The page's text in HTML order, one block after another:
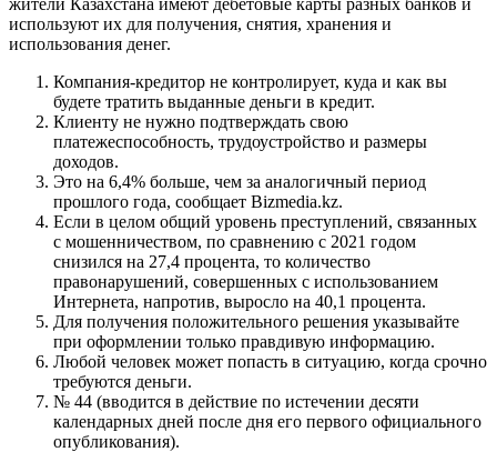
используют их для получения, снятия, хранения и
использования денег.
Компания-кредитор не контролирует, куда и как вы
будете тратить выданные деньги в кредит.
Клиенту не нужно подтверждать свою
платежеспособность, трудоустройство и размеры
доходов.
Это на 6,4% больше, чем за аналогичный период
прошлого года, сообщает Bizmedia.kz.
Если в целом общий уровень преступлений, связанных
с мошенничеством, по сравнению с 2021 годом
снизился на 27,4 процента, то количество
правонарушений, совершенных с использованием
Интернета, напротив, выросло на 40,1 процента.
Для получения положительного решения указывайте
при оформлении только правдивую информацию.
Любой человек может попасть в ситуацию, когда срочно
требуются деньги.
№ 44 (вводится в действие по истечении десяти
календарных дней после дня его первого официального
опубликования).